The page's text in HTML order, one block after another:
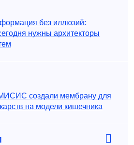
без иллюзий:
нужны архитекторы
создали мембрану для
на модели кишечника